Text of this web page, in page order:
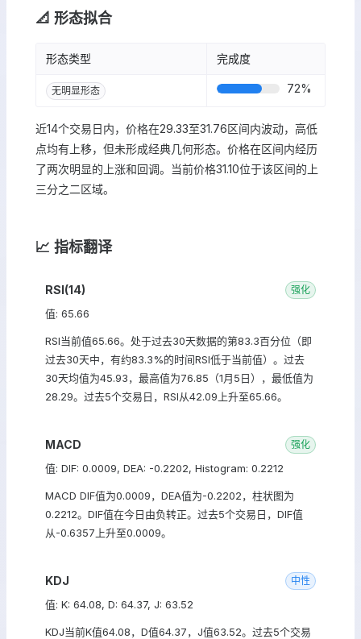
📐 形态拟合
形态类型 完成度
无明显形态 72%
近14个交易日内，价格在29.33至31.76区间内波动，高低
点均有上移，但未形成经典几何形态。价格在区间内经历
了两次明显的上涨和回调。当前价格31.10位于该区间的上
三分之二区域。
📈 指标翻译
RSI(14) 强化
值: 65.66
RSI当前值65.66。处于过去30天数据的第83.3百分位（即
过去30天中，有约83.3%的时间RSI低于当前值）。过去
30天均值为45.93，最高值为76.85（1月5日），最低值为
28.29。过去5个交易日，RSI从42.09上升至65.66。
MACD 强化
值: DIF: 0.0009, DEA: -0.2202, Histogram: 0.2212
MACD DIF值为0.0009，DEA值为-0.2202，柱状图为
0.2212。DIF值在今日由负转正。过去5个交易日，DIF值
从-0.6357上升至0.0009。
KDJ 中性
值: K: 64.08, D: 64.37, J: 63.52
KDJ当前K值64.08，D值64.37，J值63.52。过去5个交易